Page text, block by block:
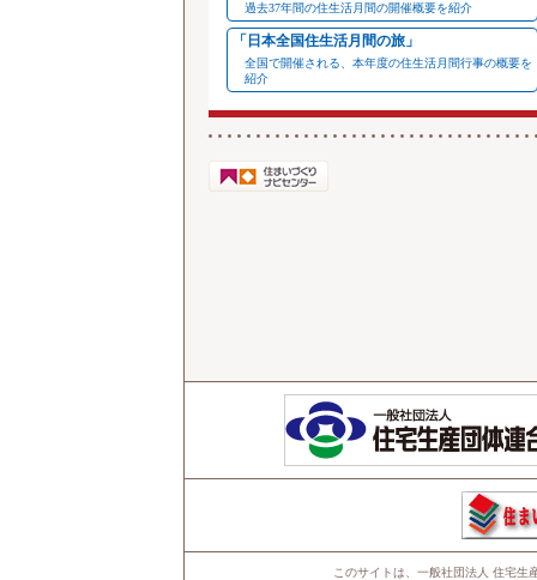
過去37年間の住生活月間の開催概要を紹介
「日本全国住生活月間の旅」
全国で開催される、本年度の住生活月間行事の概要を
紹介
このサイトは、 一般社団法人 住宅生